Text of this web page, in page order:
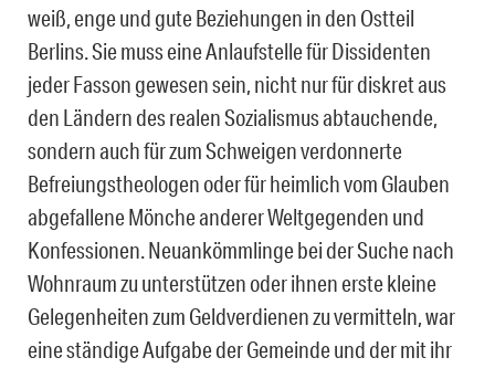
weiß, enge und gute Beziehungen in den Ostteil
Berlins. Sie muss eine Anlaufstelle für Dissidenten
jeder Fasson gewesen sein, nicht nur für diskret aus
den Ländern des realen Sozialismus abtauchende,
sondern auch für zum Schweigen verdonnerte
Befreiungstheologen oder für heimlich vom Glauben
abgefallene Mönche anderer Weltgegenden und
Konfessionen. Neuankömmlinge bei der Suche nach
Wohnraum zu unterstützen oder ihnen erste kleine
Gelegenheiten zum Geldverdienen zu vermitteln, war
eine ständige Aufgabe der Gemeinde und der mit ihr